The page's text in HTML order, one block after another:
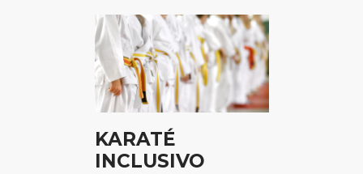
KARATÉ
INCLUSIVO